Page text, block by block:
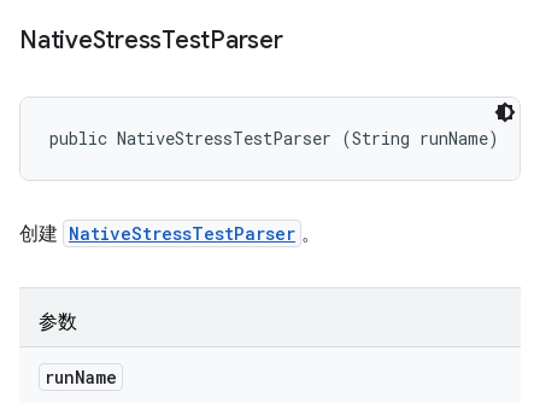
NativeStressTestParser
public NativeStressTestParser (String runName)
创建 NativeStressTestParser 。
参数
runName